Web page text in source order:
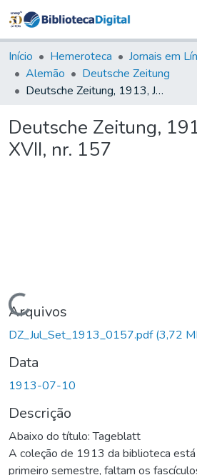
&
Coleções
Tudo na
Biblioteca
Início Hemeroteca
Alemão
Deutsche Zeitung
Deutsche Zeitung, 1913, Jahrg. XVII, nr. 157
Deutsche Zeitung,
XVII, nr. 157
Carregando...
Arquivos
DZ_Jul_Set_1913_0157.pdf(3,72
Data
1913-07-10
Descrição
Abaixo do título: Tageblatt
A coleção de 1913 da biblioteca
primeiro semestre, faltam os